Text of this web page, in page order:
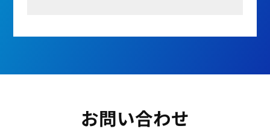
お問い合わせ